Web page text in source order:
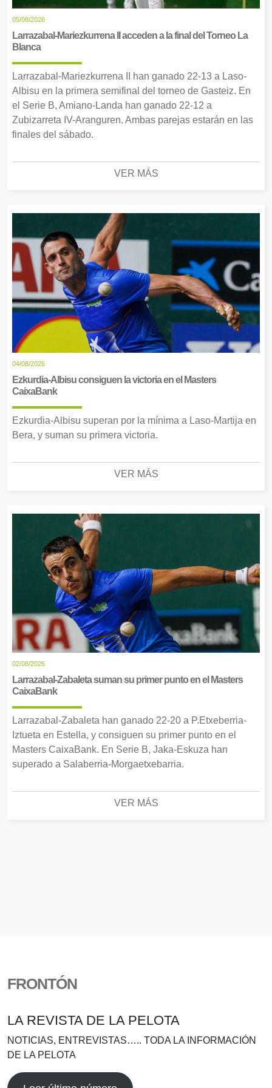
05/08/2026
Larrazabal-Mariezkurrena II acceden a la final del Torneo La
Blanca
Larrazabal-Mariezkurrena II han ganado 22-13 a Laso-
Albisu en la primera semifinal del torneo de Gasteiz. En
el Serie B, Amiano-Landa han ganado 22-12 a
Zubizarreta IV-Aranguren. Ambas parejas estarán en las
finales del sábado.
VER MÁS
04/08/2026
Ezkurdia-Albisu consiguen la victoria en el Masters
CaixaBank
Ezkurdia-Albisu superan por la mínima a Laso-Martija en
Bera, y suman su primera victoria.
VER MÁS
02/08/2026
Larrazabal-Zabaleta suman su primer punto en el Masters
CaixaBank
Larrazabal-Zabaleta han ganado 22-20 a P.Etxeberria-
Iztueta en Estella, y consiguen su primer punto en el
Masters CaixaBank. En Serie B, Jaka-Eskuza han
superado a Salaberria-Morgaetxebarria.
VER MÁS
FRONTÓN
LA REVISTA DE LA PELOTA
NOTICIAS, ENTREVISTAS….. TODA LA INFORMACIÓN
DE LA PELOTA